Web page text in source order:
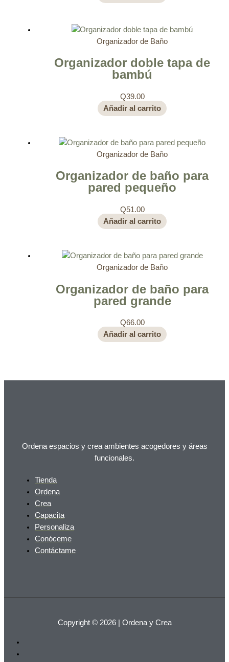
Organizador de Baño
Organizador doble tapa de
bambú
Q39.00
Añadir al carrito
Organizador de Baño
Organizador de baño para
pared pequeño
Q51.00
Añadir al carrito
Organizador de Baño
Organizador de baño para
pared grande
Q66.00
Añadir al carrito
Ordena espacios y crea ambientes acogedores y áreas
funcionales.
Tienda
Ordena
Crea
Capacita
Personaliza
Conóceme
Contáctame
Copyright © 2026 | Ordena y Crea